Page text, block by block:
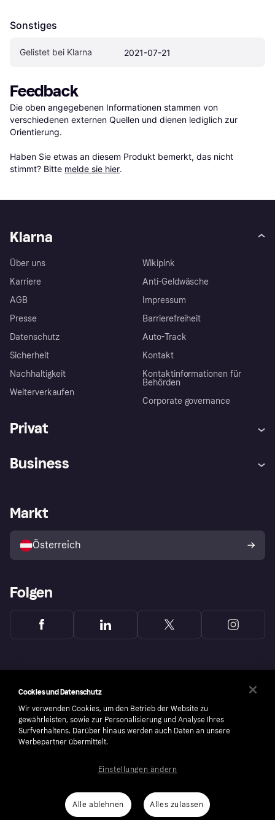
Sonstiges
Gelistet bei Klarna 2021-07-21
Feedback
Die oben angegebenen Informationen stammen von
verschiedenen externen Quellen und dienen lediglich zur
Orientierung.
Haben Sie etwas an diesem Produkt bemerkt, das nicht
stimmt? Bitte melde sie hier.
Klarna
Über uns
Karriere
AGB
Presse
Datenschutz
Sicherheit
Nachhaltigkeit
Weiterverkaufen
Wikipink
Anti-Geldwäsche
Impressum
Barrierefreiheit
Auto-Track
Kontakt
Kontaktinformationen für
Behörden
Corporate governance
Privat
Shops entdecken
Business
Händlerportal
Markt
Österreich
Folgen
number: 556737-0431
Cookies Klarna.com
Cookies und Datenschutz
Wir verwenden Cookies, um den Betrieb der Website zu
gewährleisten, sowie zur Personalisierung und Analyse Ihres
Surfverhaltens. Darüber hinaus werden auch Daten an unsere
Werbepartner übermittelt.
Alle ablehnen Alles zulassen
Einstellungen ändern